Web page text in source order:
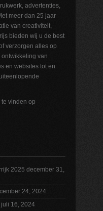
advertenties,
meer dan 25 jaar
van creativiteit,
bieden wij u de best
verzorgen alles op
van
en websites tot en
vinden op
2025 december 31,
24, 2024
juli 16, 2024